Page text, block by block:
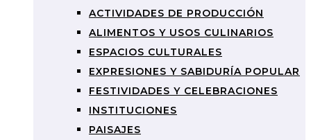
ACTIVIDADES DE PRODUCCIÓN
ALIMENTOS Y USOS CULINARIOS
ESPACIOS CULTURALES
EXPRESIONES Y SABIDURÍA POPULAR
FESTIVIDADES Y CELEBRACIONES
INSTITUCIONES
PAISAJES